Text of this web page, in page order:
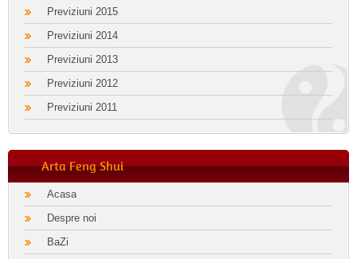
Previziuni 2015
Previziuni 2014
Previziuni 2013
Previziuni 2012
Previziuni 2011
Arta Feng Shui
Acasa
Despre noi
BaZi